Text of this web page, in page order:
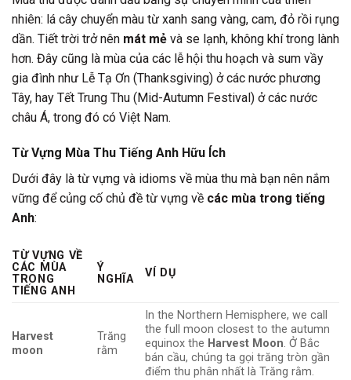
nhiên: lá cây chuyển màu từ xanh sang vàng, cam, đỏ rồi rụng
dần. Tiết trời trở nên mát mẻ và se lạnh, không khí trong lành
hơn. Đây cũng là mùa của các lễ hội thu hoạch và sum vầy
gia đình như Lễ Tạ Ơn (Thanksgiving) ở các nước phương
Tây, hay Tết Trung Thu (Mid-Autumn Festival) ở các nước
châu Á, trong đó có Việt Nam.
Từ Vựng Mùa Thu Tiếng Anh Hữu Ích
Dưới đây là từ vựng và idioms về mùa thu mà bạn nên nắm
vững để củng cố chủ đề từ vựng về các mùa trong tiếng
Anh:
TỪ VỰNG VỀ
CÁC MÙA
TRONG
TIẾNG ANH
Ý
NGHĨA
VÍ DỤ
Harvest
moon
Trăng
rằm
In the Northern Hemisphere, we call
the full moon closest to the autumn
equinox the Harvest Moon. Ở Bắc
bán cầu, chúng ta gọi trăng tròn gần
điểm thu phân nhất là Trăng rằm.